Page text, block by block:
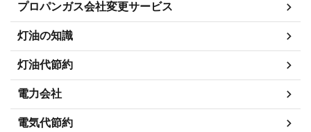
プロパンガス会社変更サービス
灯油の知識
灯油代節約
電力会社
電気代節約